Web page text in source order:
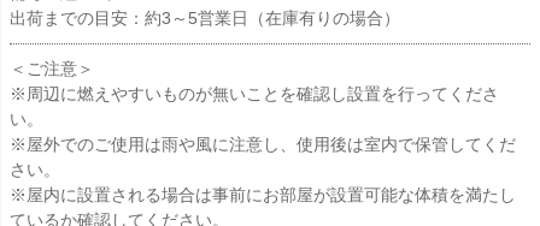
出荷までの目安：約3～5営業日（在庫有りの場合）
＜ご注意＞
※周辺に燃えやすいものが無いことを確認し設置を行ってくださ
い。
※屋外でのご使用は雨や風に注意し、使用後は室内で保管してくだ
さい。
※屋内に設置される場合は事前にお部屋が設置可能な体積を満たし
ているか確認してください。